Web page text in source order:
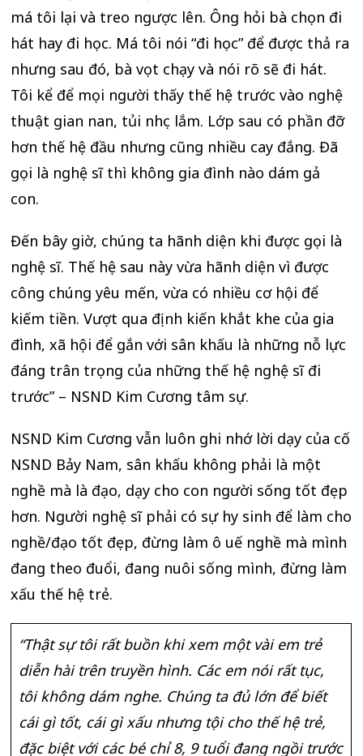
má tôi lại và treo ngược lên. Ông hỏi bà chọn đi
hát hay đi học. Má tôi nói “đi học” để được thả ra
nhưng sau đó, bà vọt chạy và nói rõ sẽ đi hát.
Tôi kể để mọi người thấy thế hệ trước vào nghệ
thuật gian nan, tủi nhục lắm. Lớp sau có phần đỡ
hơn thế hệ đầu nhưng cũng nhiều cay đắng. Đã
gọi là nghệ sĩ thì không gia đình nào dám gả
con.
Đến bây giờ, chúng ta hãnh diện khi được gọi là
nghệ sĩ. Thế hệ sau này vừa hãnh diện vì được
công chúng yêu mến, vừa có nhiều cơ hội để
kiếm tiền. Vượt qua định kiến khắt khe của gia
đình, xã hội để gắn với sân khấu là những nỗ lực
đáng trân trọng của những thế hệ nghệ sĩ đi
trước” – NSND Kim Cương tâm sự.
NSND Kim Cương vẫn luôn ghi nhớ lời dạy của cố
NSND Bảy Nam, sân khấu không phải là một
nghề mà là đạo, dạy cho con người sống tốt đẹp
hơn. Người nghệ sĩ phải có sự hy sinh để làm cho
nghề/đạo tốt đẹp, đừng làm ô uế nghề mà mình
đang theo đuổi, đang nuôi sống mình, đừng làm
xấu thế hệ trẻ.
“Thật sự tôi rất buồn khi xem một vài em trẻ
diễn hài trên truyền hình. Các em nói rất tục,
tôi không dám nghe. Chúng ta đủ lớn để biết
cái gì tốt, cái gì xấu nhưng tội cho thế hệ trẻ,
đặc biệt với các bé chỉ 8, 9 tuổi đang ngồi trước